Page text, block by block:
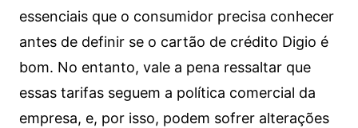
essenciais que o consumidor precisa conhecer
antes de definir se o cartão de crédito Digio é
bom. No entanto, vale a pena ressaltar que
essas tarifas seguem a política comercial da
empresa, e, por isso, podem sofrer alterações